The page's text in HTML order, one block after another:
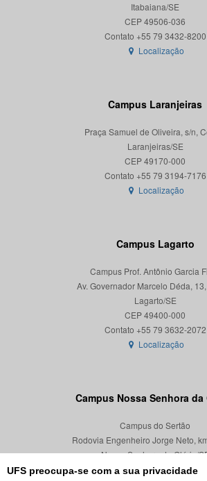
UFS preocupa-se com a sua privacidade
Itabaiana/SE
CEP 49506-036
Localização
Campus Laranjeiras
Praça Samuel de Oliveira, s/n,
Laranjeiras/SE
CEP 49170-000
Localização
Campus Lagarto
Campus Prof. Antônio Garcia
Av. Governador Marcelo Déda,
Lagarto/SE
CEP 49400-000
Localização
Campus Nossa Senhora da
Campus do Sertão
Rodovia Engenheiro Jorge Neto,
Nossa Senhora da Glória/
CEP 49680-000